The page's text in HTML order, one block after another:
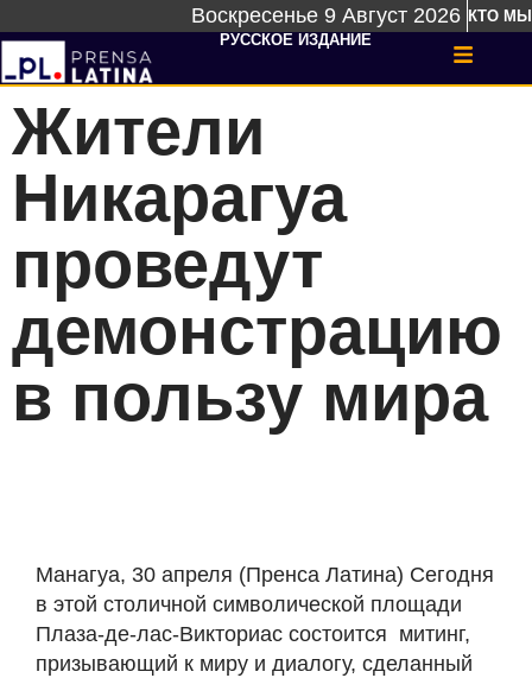
Воскресенье 9 Август 2026 КТО МЫ
РУССКОЕ ИЗДАНИЕ
Жители
Никарагуа
проведут
демонстрацию
в пользу мира
Манагуа, 30 апреля (Пренса Латина) Сегодня
в этой столичной символической площади
Плаза-де-лас-Викториас состоится митинг,
призывающий к миру и диалогу, сделанный